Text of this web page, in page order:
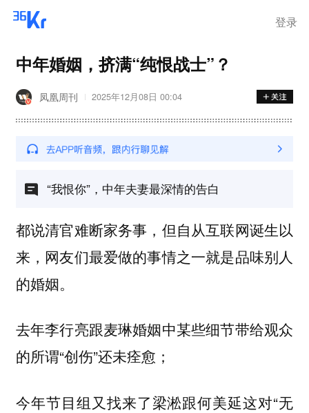
登录
中年婚姻，挤满“纯恨战士”？
凤凰周刊 2025年12月08日 00:04
“我恨你”，中年夫妻最深情的告白
都说清官难断家务事，但自从互联网诞生以
来，网友们最爱做的事情之一就是品味别人
的婚姻。
去年李行亮跟麦琳婚姻中某些细节带给观众
的所谓“创伤”还未痊愈；
今年节目组又找来了梁淞跟何美延这对“无